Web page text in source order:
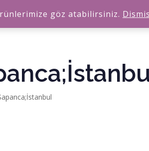
göz atabilirsiniz.